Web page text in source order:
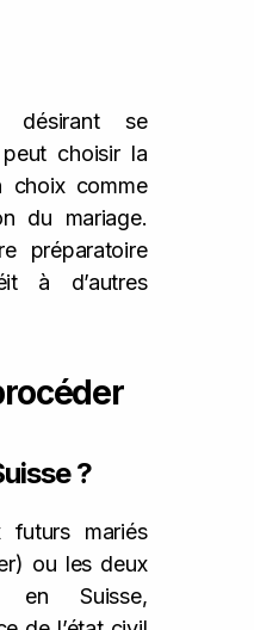
désirant se
choisir la
choix comme
du mariage.
préparatoire
à d’autres
?
futurs mariés
ou les deux
en Suisse,